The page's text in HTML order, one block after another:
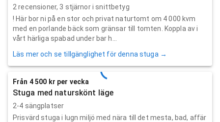
2 recensioner, 3 stjärnor i snittbetyg
! Här bor ni på en stor och privat naturtomt om 4 000 kvm
med en porlande bäck som gränsar till tomten. Koppla av i
vårt härliga spabad under bar h...
Läs mer och se tillgänglighet för denna stuga →
Från 4 500 kr per vecka
Stuga med naturskönt läge
2-4 sängplatser
Prisvärd stuga i lugn miljö med nära till det mesta, bad, affär